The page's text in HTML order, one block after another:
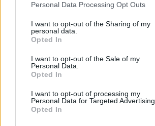
Personal Data Processing Opt Outs
I want to opt-out of the Sharing of my
personal data.
Opted In
I want to opt-out of the Sale of my
Personal Data.
Opted In
I want to opt-out of processing my
Personal Data for Targeted Advertising.
Opted In